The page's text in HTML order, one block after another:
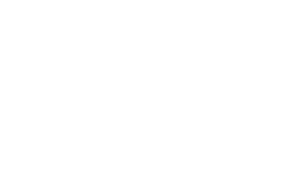
wir erneut einen
sehr schön und
der gut getarnt
wussten, wo wir zuerst
ein voller Erfolg,
Somit haben wir heute
Mal und sonnige